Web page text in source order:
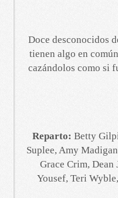
Doce desconocidos
tienen algo en
cazándolos como si
Reparto: Betty
Suplee, Amy
Grace Crim,
Yousef, Teri